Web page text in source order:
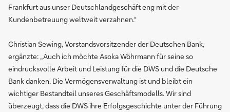
Frankfurt aus unser Deutschlandgeschäft eng mit der
Kundenbetreuung weltweit verzahnen.“
Christian Sewing, Vorstandsvorsitzender der Deutschen Bank,
ergänzte: „Auch ich möchte Asoka Wöhrmann für seine so
eindrucksvolle Arbeit und Leistung für die DWS und die Deutsche
Bank danken. Die Vermögensverwaltung ist und bleibt ein
wichtiger Bestandteil unseres Geschäftsmodells. Wir sind
überzeugt, dass die DWS ihre Erfolgsgeschichte unter der Führung